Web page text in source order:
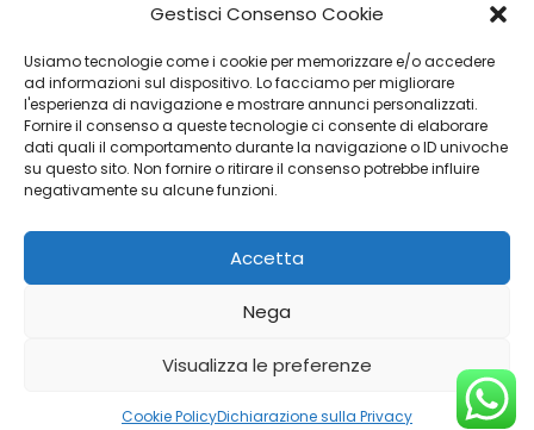
Gestisci Consenso Cookie
Usiamo tecnologie come i cookie per memorizzare e/o accedere
ad informazioni sul dispositivo. Lo facciamo per migliorare
l'esperienza di navigazione e mostrare annunci personalizzati.
Fornire il consenso a queste tecnologie ci consente di elaborare
dati quali il comportamento durante la navigazione o ID univoche
su questo sito. Non fornire o ritirare il consenso potrebbe influire
negativamente su alcune funzioni.
Accetta
Nega
Visualizza le preferenze
Cookie PolicyDichiarazione sulla Privacy
CONCORDE
AUTOCHIAVARI
Gruppo Carfin SPA |P.IVA: 03859710109 |Sede Legale:
Via L. Perini 50 - 16152 Genova | © 2025
PRIVACY POLICY|COOKIES POLICY